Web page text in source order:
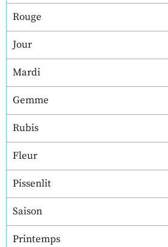
Rouge
Jour
Mardi
Gemme
Rubis
Fleur
Pissenlit
Saison
Printemps